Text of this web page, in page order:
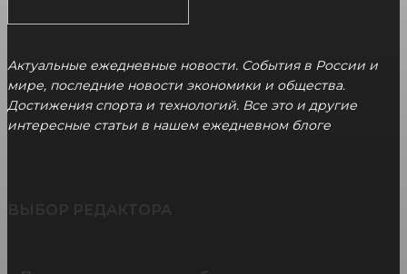
Актуальные ежедневные новости. События в России и
мире, последние новости экономики и общества.
Достижения спорта и технологий. Все это и другие
интересные статьи в нашем ежедневном блоге